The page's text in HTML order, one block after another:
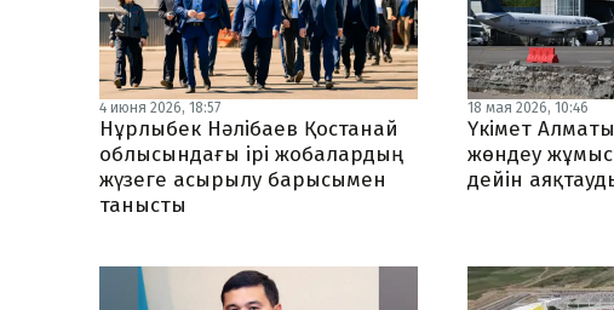
4 июня 2026, 18:57
Нұрлыбек Нәлібаев Қостанай
облысындағы ірі жобалардың
жүзеге асырылу барысымен
танысты
18 мая 2026, 10:46
Үкімет
жөндеу
дейін